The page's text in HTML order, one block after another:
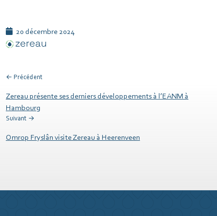
20 décembre 2024
← Précédent
Zereau présente ses derniers développements à l’EANM à
Hambourg
Suivant →
Omrop Fryslân visite Zereau à Heerenveen